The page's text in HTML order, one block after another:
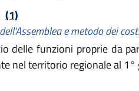
(1)
e metodo dei
delle funzioni proprie da
nel territorio regionale al